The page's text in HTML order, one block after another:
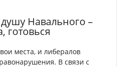
Навального –
готовься
места, и либералов
В связи с